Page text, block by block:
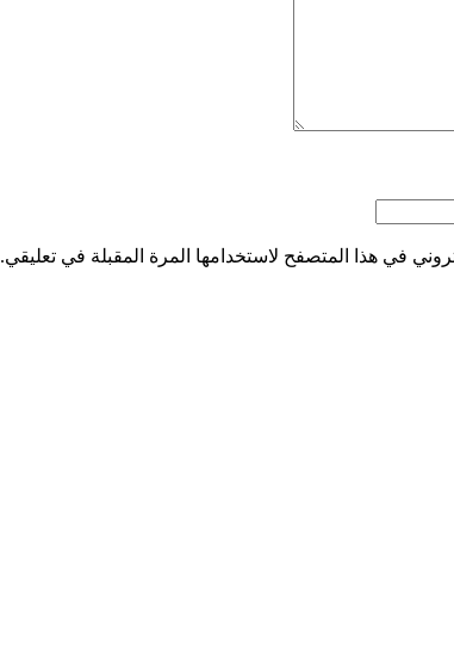
في هذا المتصفح لاستخدامها المرة المقبلة في تعليقي.